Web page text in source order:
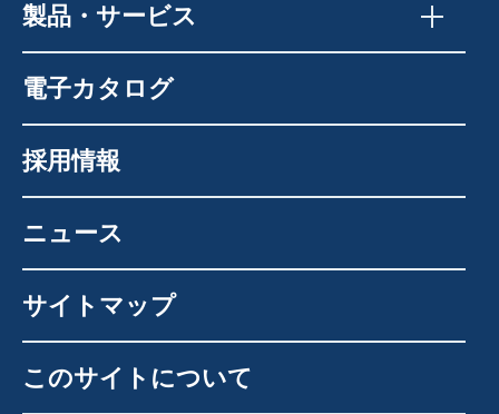
製品・サービス
電子カタログ
採用情報
ニュース
サイトマップ
このサイトについて